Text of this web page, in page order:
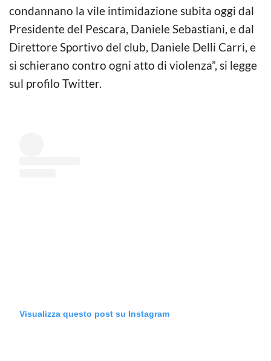
condannano la vile intimidazione subita oggi dal
Presidente del Pescara, Daniele Sebastiani, e dal
Direttore Sportivo del club, Daniele Delli Carri, e
si schierano contro ogni atto di violenza”, si legge
sul profilo Twitter.
Visualizza questo post su Instagram